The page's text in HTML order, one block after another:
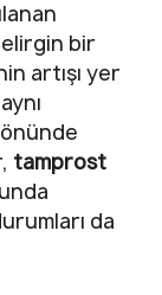
bir
artışı yer
tamprost
da